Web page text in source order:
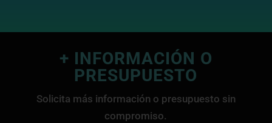
+ INFORMACIÓN O
PRESUPUESTO
Solicita más información o presupuesto sin
compromiso.